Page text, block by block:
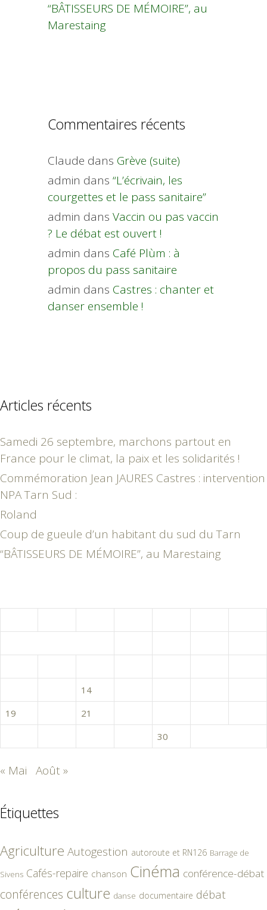
“BÂTISSEURS DE MÉMOIRE”, au
Marestaing
Commentaires récents
Claude dans Grève (suite)
admin dans “L’écrivain, les
courgettes et le pass sanitaire”
admin dans Vaccin ou pas vaccin
? Le débat est ouvert !
admin dans Café Plùm : à
propos du pass sanitaire
admin dans Castres : chanter et
danser ensemble !
Articles récents
Samedi 26 septembre, marchons partout en
France pour le climat, la paix et les solidarités !
Commémoration Jean JAURES Castres : intervention
NPA Tarn Sud :
Roland
Coup de gueule d’un habitant du sud du Tarn
“BÂTISSEURS DE MÉMOIRE”, au Marestaing
14
19
21
30
« Mai Août »
Étiquettes
Agriculture Autogestion autoroute et RN126 Barrage de
Sivens Cafés-repaire chanson Cinéma conférence-débat
conférences culture danse documentaire débat